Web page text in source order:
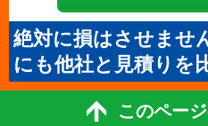
絶対に損はさせませ
にも他社と見積りを
このペー